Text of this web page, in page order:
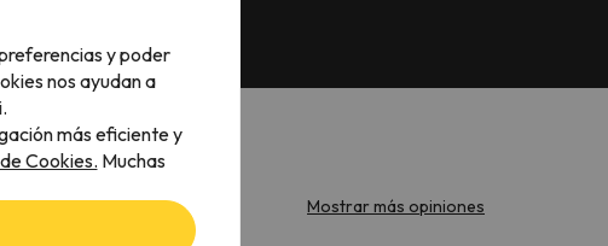
Mostrar más opiniones
y poder
nos ayudan a
más eficiente y
Cookies. Muchas